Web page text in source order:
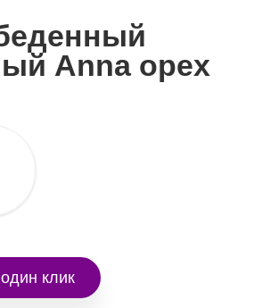
Anna орех
клик